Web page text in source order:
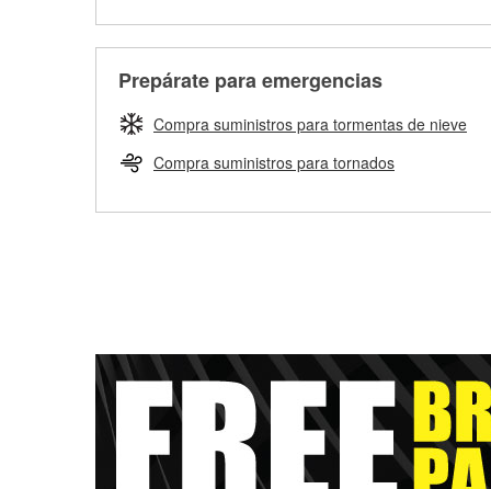
Prepárate para emergencias
Compra suministros para tormentas de nieve
Compra suministros para tornados